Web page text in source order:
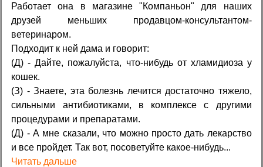
Работает она в магазине "Компаньон" для наших
друзей меньших продавцом-консультантом-
ветеринаром.
Подходит к ней дама и говорит:
(Д) - Дайте, пожалуйста, что-нибудь от хламидиоза у
кошек.
(З) - Знаете, эта болезнь лечится достаточно тяжело,
сильными антибиотиками, в комплексе с другими
процедурами и препаратами.
(Д) - А мне сказали, что можно просто дать лекарство
и все пройдет. Так вот, посоветуйте какое-нибудь...
Читать дальше